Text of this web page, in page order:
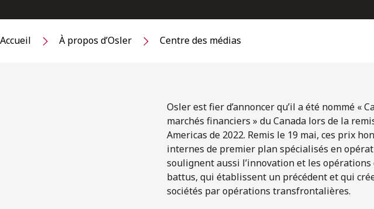
Accueil À propos d’Osler Centre des médias
Osler est fier d’annoncer qu’il a été nommé «
marchés financiers » du Canada lors de la
Americas de 2022. Remis le 19 mai, ces prix
internes de premier plan spécialisés en
soulignent aussi l’innovation et les
battus, qui établissent un précédent et qui
sociétés par opérations transfrontalières.